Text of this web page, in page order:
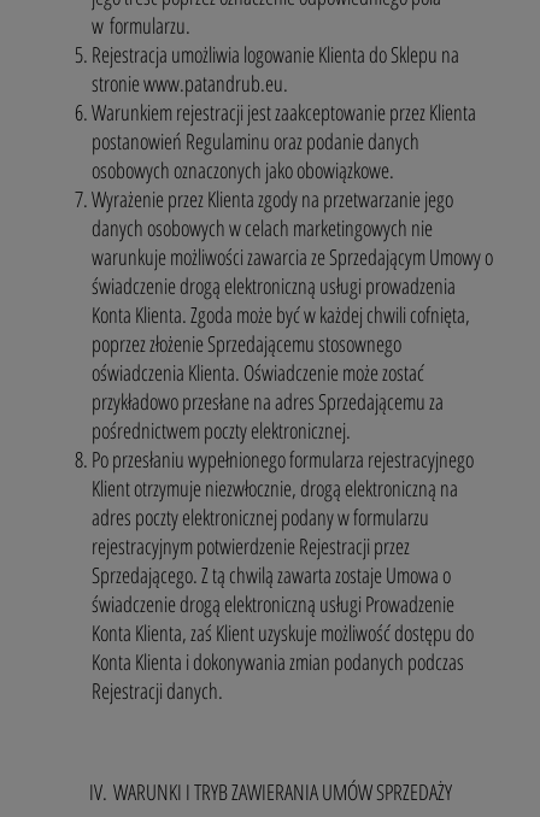
w formularzu.
Rejestracja umożliwia logowanie Klienta do Sklepu na
stroniewww.patandrub.eu.
Warunkiem rejestracji jest zaakceptowanie przez Klienta
postanowień Regulaminu oraz podanie danych
osobowych oznaczonych jako obowiązkowe.
Wyrażenie przez Klienta zgody na przetwarzanie jego
danych osobowych w celach marketingowych nie
warunkuje możliwości zawarcia ze Sprzedającym Umowy o
świadczenie drogą elektroniczną usługi prowadzenia
Konta Klienta. Zgoda może być w każdej chwili cofnięta,
poprzez złożenie Sprzedającemu stosownego
oświadczenia Klienta. Oświadczenie może zostać
przykładowo przesłane na adres Sprzedającemu za
pośrednictwem poczty elektronicznej.
Po przesłaniu wypełnionego formularza rejestracyjnego
Klient otrzymuje niezwłocznie, drogą elektroniczną na
adres poczty elektronicznej podany w formularzu
rejestracyjnym potwierdzenie Rejestracji przez
Sprzedającego. Z tą chwilą zawarta zostaje Umowa o
świadczenie drogą elektroniczną usługi Prowadzenie
Konta Klienta, zaś Klient uzyskuje możliwość dostępu do
Konta Klienta i dokonywania zmian podanych podczas
Rejestracji danych.
IV. WARUNKI I TRYB ZAWIERANIA UMÓW SPRZEDAŻY